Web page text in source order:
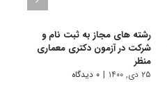
رشته های مجاز به ثبت نام و
شرکت در آزمون دکتری معماری
منظر
۲۵ دی, ۱۴۰۰ | ۰ دیدگاه